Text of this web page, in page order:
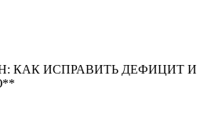
КАК ИСПРАВИТЬ ДЕФИЦИТ И